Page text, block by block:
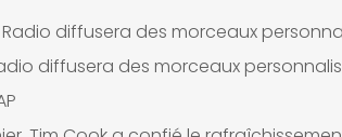
diffusera des morceaux